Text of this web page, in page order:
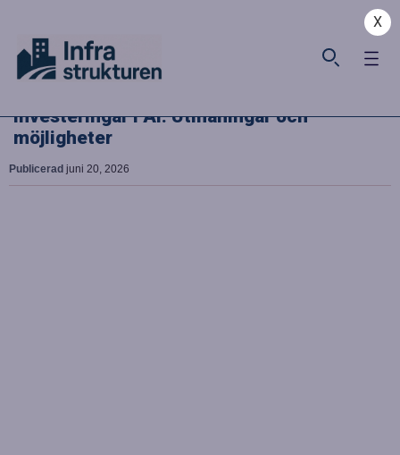
X
Investeringar i AI: Utmaningar och
möjligheter
Publicerad juni 20, 2026